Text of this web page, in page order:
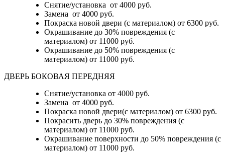
Снятие/установка от 4000 руб.
Замена от 4000 руб.
Покраска новой двери (с материалом) от 6300 руб.
Окрашивание до 30% повреждения (с
материалом) от 11000 руб.
Окрашивание до 50% повреждения (с
материалом) от 11000 руб.
ДВЕРЬ БОКОВАЯ ПЕРЕДНЯЯ
Снятие/установка от 4000 руб.
Замена от 4000 руб.
Покраска новой двери(с материалом) от 6300 руб.
Покрасить дверь до 30% повреждения (с
материалом) от 11000 руб.
Окрашивание поверхности до 50% повреждения (с
материалом) от 11000 руб.